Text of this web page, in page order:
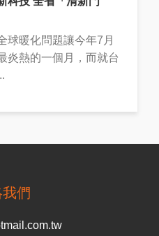
球暖化問題讓今年7月
炎熱的一個月，而就台
們